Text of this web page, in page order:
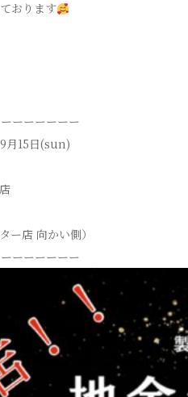
おります
ーーーーーー
月15日(sun)
店 向かい側）
ーーーーーー